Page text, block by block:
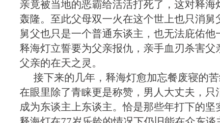
亲竟被当地的恶霸给活活打死了，这对释海
轰隆。至此父母双一火在这个世上也只消舅
舅父也只是一个普通东谈主，也无法庇佑他
释海灯立誓要为父亲报仇，亲手血刃杀害父
父亲的在天之灵。
接下来的几年，释海灯愈加忘餐废寝的
在眼里除了青睐更是称赞，男人大丈夫，只
成为东谈主上东谈主。恰是那些年打下的坚